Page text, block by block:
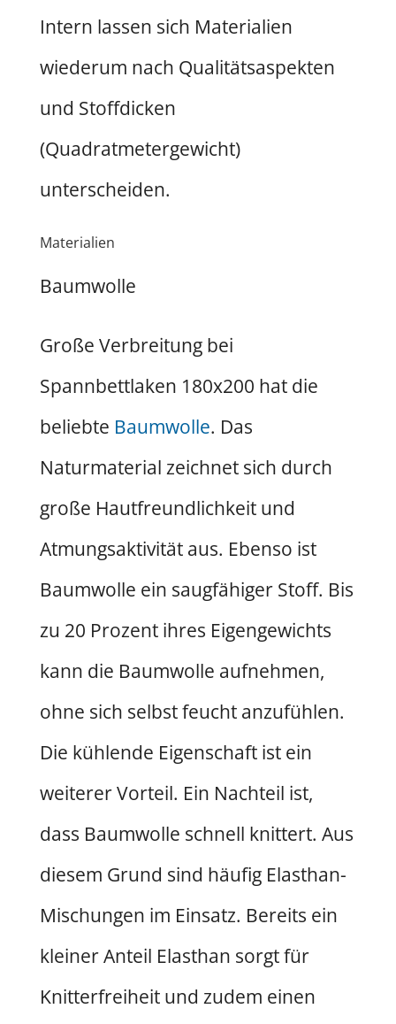
Intern lassen sich Materialien
wiederum nach Qualitätsaspekten
und Stoffdicken
(Quadratmetergewicht)
unterscheiden.
Materialien
Baumwolle
Große Verbreitung bei
Spannbettlaken 180x200 hat die
beliebte Baumwolle. Das
Naturmaterial zeichnet sich durch
große Hautfreundlichkeit und
Atmungsaktivität aus. Ebenso ist
Baumwolle ein saugfähiger Stoff. Bis
zu 20 Prozent ihres Eigengewichts
kann die Baumwolle aufnehmen,
ohne sich selbst feucht anzufühlen.
Die kühlende Eigenschaft ist ein
weiterer Vorteil. Ein Nachteil ist,
dass Baumwolle schnell knittert. Aus
diesem Grund sind häufig Elasthan-
Mischungen im Einsatz. Bereits ein
kleiner Anteil Elasthan sorgt für
Knitterfreiheit und zudem einen